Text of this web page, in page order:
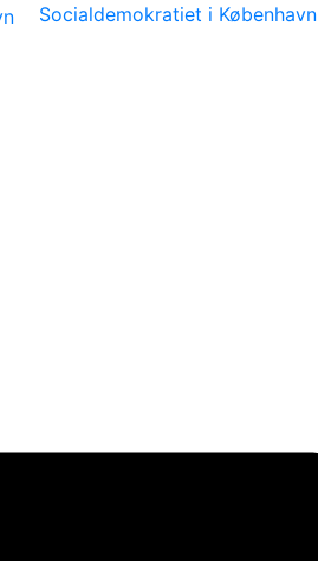
Socialdemokratiet i København